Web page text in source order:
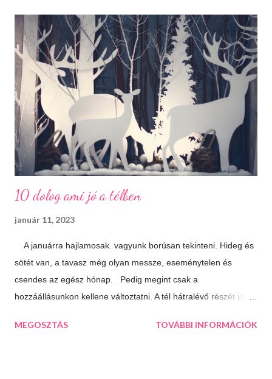
10 dolog ami jó a télben
január 11, 2023
A januárra hajlamosak. vagyunk borúsan tekinteni. Hideg és
sötét van, a tavasz még olyan messze, eseménytelen és
csendes az egész hónap. Pedig megint csak a
hozzáállásunkon kellene változtatni. A tél hátralévő részét jól is
ami jó a télben: Végtelen mozizós estek Hamar sötétedik, ha
MEGOSZTÁS TOVÁBBI INFORMÁCIÓK